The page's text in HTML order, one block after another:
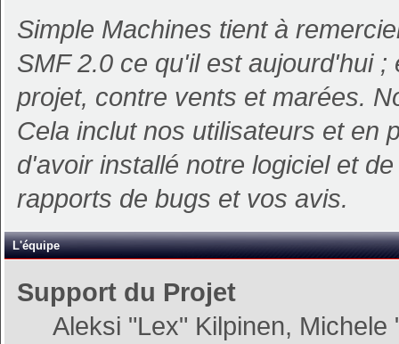
Simple Machines tient à
SMF 2.0 ce qu'il est aujourd'hui
projet, contre vents et marées.
Cela inclut nos utilisateurs et en
d'avoir installé notre logiciel et
rapports de bugs et vos avis.
L'équipe
Support du Projet
Aleksi "Lex" Kilpinen,